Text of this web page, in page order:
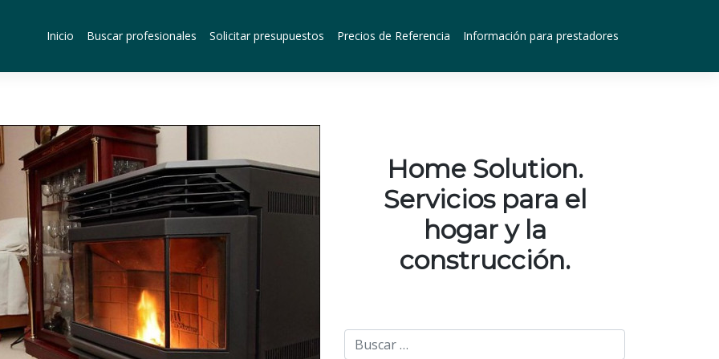
Inicio Buscar profesionales Solicitar presupuestos Precios de Referencia Información para prestadores
Home Solution.
Servicios para el
hogar y la
construcción.